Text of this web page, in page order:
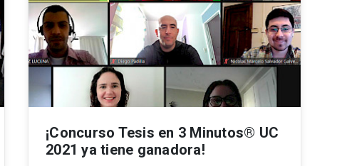
¡Concurso Tesis en 3 Minutos® UC
2021 ya tiene ganadora!